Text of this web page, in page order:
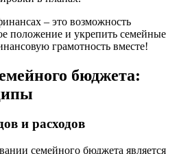
– это возможность
положение и укрепить семейные
грамотность вместе!
бюджета:
и расходов
семейного бюджета является